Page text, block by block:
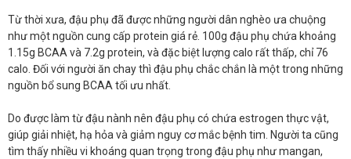
Từ thời xưa, đậu phụ đã được những người dân nghèo ưa chuộng
như một nguồn cung cấp protein giá rẻ. 100g đậu phụ chứa khoảng
1.15g BCAA và 7.2g protein, và đặc biệt lượng calo rất thấp, chỉ 76
calo. Đối với người ăn chay thì đậu phụ chắc chắn là một trong những
nguồn bổ sung BCAA tối ưu nhất.
Do được làm từ đậu nành nên đậu phụ có chứa estrogen thực vật,
giúp giải nhiệt, hạ hỏa và giảm nguy cơ mắc bệnh tim. Người ta cũng
tìm thấy nhiều vi khoáng quan trọng trong đậu phụ như mangan,